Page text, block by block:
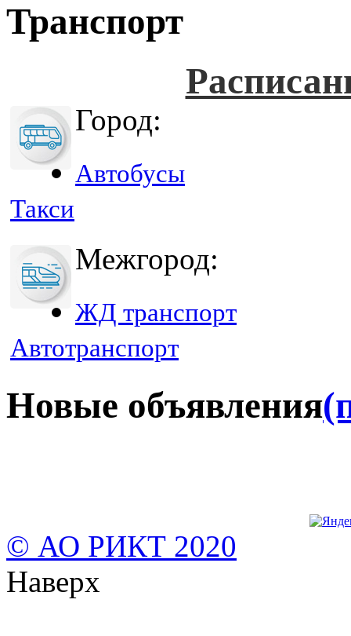
Транспорт
Город:
Автобусы
Такси
Межгород:
ЖД транспорт
Автотранспорт
Новые объявления
© АО РИКТ 2020
Наверх